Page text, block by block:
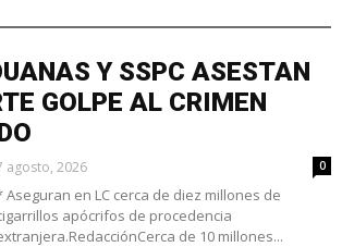
Y SSPC ASESTAN
GOLPE AL CRIMEN
agosto, 2026 0
Aseguran en LC cerca de diez millones de
apócrifos de procedencia
de 10 millones...